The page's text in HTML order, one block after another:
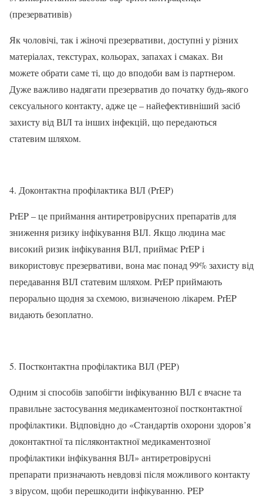
(презервативів)
Як чоловічі, так і жіночі презервативи, доступні у різних
матеріалах, текстурах, кольорах, запахах і смаках. Ви
можете обрати саме ті, що до вподоби вам із партнером.
Дуже важливо надягати презерватив до початку будь-якого
сексуального контакту, адже це – найефективніший засіб
захисту від ВІЛ та інших інфекцій, що передаються
статевим шляхом.
4. Доконтактна профілактика ВІЛ (PrEP)
PrEP – це приймання антиретровірусних препаратів для
зниження ризику інфікування ВІЛ. Якщо людина має
високий ризик інфікування ВІЛ, приймає PrEP і
використовує презервативи, вона має понад 99% захисту від
передавання ВІЛ статевим шляхом. PrEP приймають
перорально щодня за схемою, визначеною лікарем. PrEP
видають безоплатно.
5. Постконтактна профілактика ВІЛ (PEP)
Одним зі способів запобігти інфікуванню ВІЛ є вчасне та
правильне застосування медикаментозної постконтактної
профілактики. Відповідно до «Стандартів охорони здоров’я
доконтактної та післяконтактної медикаментозної
профілактики інфікування ВІЛ» антиретровірусні
препарати призначають невдовзі після можливого контакту
з вірусом, щоби перешкодити інфікуванню. PEP